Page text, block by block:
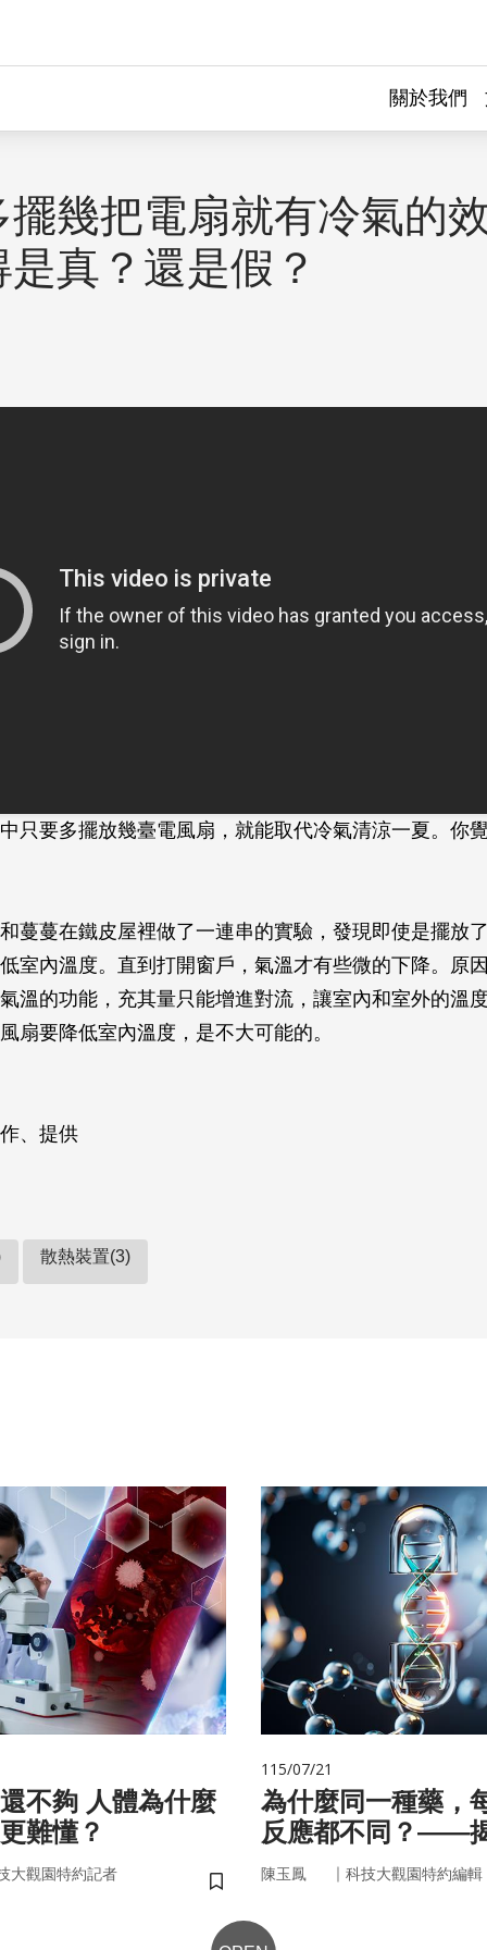
關於我們
擺幾把電扇就有冷氣的
真？還是假？
只要多擺放幾臺電風扇，就能取代冷氣清涼一夏。你
蔓蔓在鐵皮屋裡做了一連串的實驗，發現即使是擺放
室內溫度。直到打開窗戶，氣溫才有些微的下降。原
溫的功能，充其量只能增進對流，讓室內和室外的溫
扇要降低室內溫度，是不大可能的。
、提供
散熱裝置(3)
體為什麼
難懂？
大觀園特約記者
儲存書籤
115/07/21
為什麼同一種藥，
反應都不同？——
的用藥密碼
陳玉鳳 ｜ 科技大觀園特約編輯